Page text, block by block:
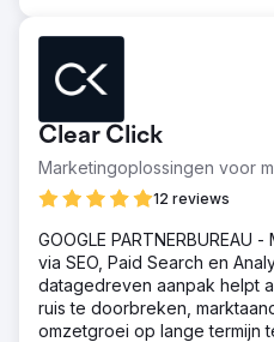
Clear Click
Marketingoplossingen voor
12 reviews
GOOGLE
via SEO, Paid Search en
datagedreven aanpak helpt
ruis te doorbreken,
omzetgroei op lange termijn